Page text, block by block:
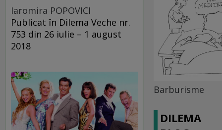
Iaromira POPOVICI
Publicat în Dilema Veche nr.
753 din 26 iulie – 1 august
2018
Barburisme
DILEMA